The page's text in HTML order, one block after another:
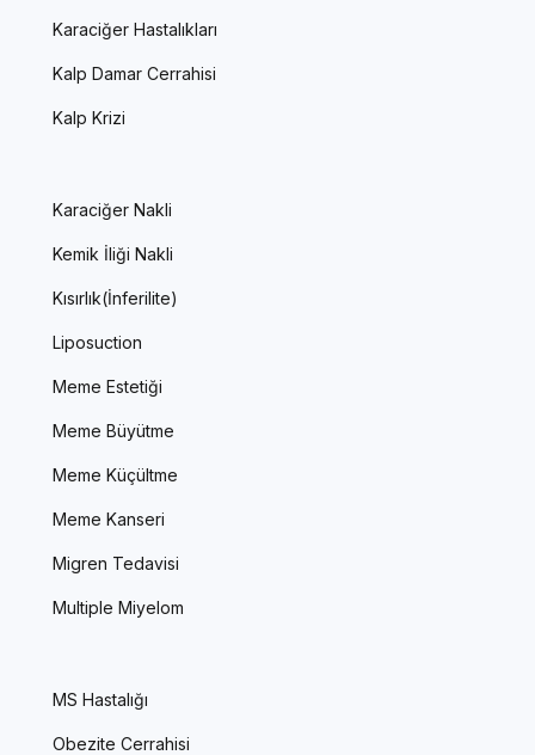
Karaciğer Hastalıkları
Kalp Damar Cerrahisi
Kalp Krizi
Karaciğer Nakli
Kemik İliği Nakli
Kısırlık(İnferilite)
Liposuction
Meme Estetiği
Meme Büyütme
Meme Küçültme
Meme Kanseri
Migren Tedavisi
Multiple Miyelom
MS Hastalığı
Obezite Cerrahisi